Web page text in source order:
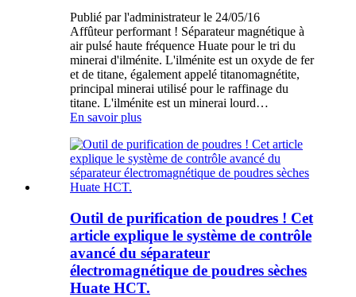
Publié par l'administrateur le 24/05/16
Affûteur performant ! Séparateur magnétique à
air pulsé haute fréquence Huate pour le tri du
minerai d'ilménite. L'ilménite est un oxyde de fer
et de titane, également appelé titanomagnétite,
principal minerai utilisé pour le raffinage du
titane. L'ilménite est un minerai lourd…
En savoir plus
Outil de purification de poudres ! Cet
article explique le système de contrôle
avancé du séparateur
électromagnétique de poudres sèches
Huate HCT.